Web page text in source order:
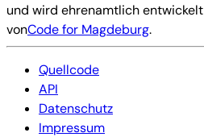
und wird ehrenamtlich entwickelt
vonCode for Magdeburg.
Quellcode
API
Datenschutz
Impressum